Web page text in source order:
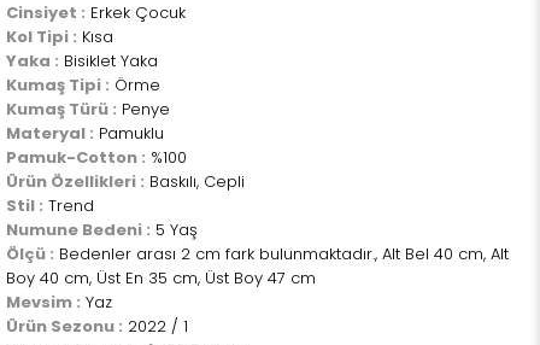
Cinsiyet : Erkek Çocuk
Kol Tipi : Kısa
Yaka : Bisiklet Yaka
Kumaş Tipi : Örme
Kumaş Türü : Penye
Materyal : Pamuklu
Pamuk-Cotton : %100
Ürün Özellikleri : Baskılı, Cepli
Stil : Trend
Numune Bedeni : 5 Yaş
Ölçü : Bedenler arası 2 cm fark bulunmaktadır., Alt Bel 40 cm, Alt
Boy 40 cm, Üst En 35 cm, Üst Boy 47 cm
Mevsim : Yaz
Ürün Sezonu : 2022 / 1